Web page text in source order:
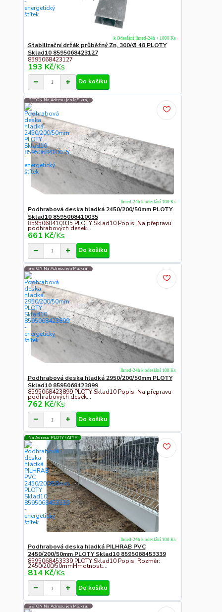
Stabilizační držák průběžný Zn, 300/Ø 48 PLOTY
Sklad10 8595068423127
8595068423127
193 Kč/Ks
k Odeslání Ihned-24h > 1000 Ks
Do košíku
BETON Na Adresu jen MS.kraj
Podhrabová deska hladká 2450/200/50mm PLOTY
Sklad10 8595068410035
8595068410035 PLOTY Sklad10 Popis: Na přepravu
podhrabových desek...
661 Kč/Ks
Ihned-24h k odeslání 100 Ks
Do košíku
BETON Na Adresu jen MS.kraj
Podhrabová deska hladká 2950/200/50mm PLOTY
Sklad10 8595068423899
8595068423899 PLOTY Sklad10 Popis: Na přepravu
podhrabových desek...
762 Kč/Ks
Ihned-24h k odeslání 100 Ks
Do košíku
Na Adresu PLOTY / ATYP
Podhrabová deska hladká PILHRAB PVC
2450/200/50mm PLOTY Sklad10 8595068453339
8595068453339 PLOTY Sklad10 Popis: Rozměr:
2450/200/50mmHmotnost:...
814 Kč/Ks
Ihned-24h k odeslání 100 Ks
Do košíku
BETON Na Adresu jen MS.kraj